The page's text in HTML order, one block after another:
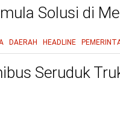
Solusi di
DAERAH HEADLINE
Seruduk